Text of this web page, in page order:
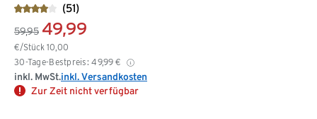
(51)
59,95 49,99
€/Stück 10,00
30-Tage-Bestpreis: 49,99 €
inkl. MwSt.inkl. Versandkosten
Zur Zeit nicht verfügbar